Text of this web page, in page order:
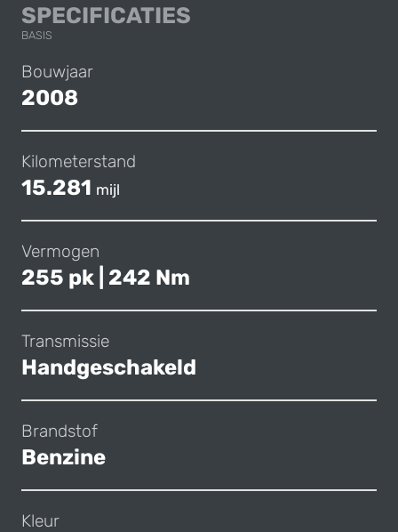
SPECIFICATIES
BASIS
Bouwjaar
2008
Kilometerstand
15.281 mijl
Vermogen
255 pk | 242 Nm
Transmissie
Handgeschakeld
Brandstof
Benzine
Kleur